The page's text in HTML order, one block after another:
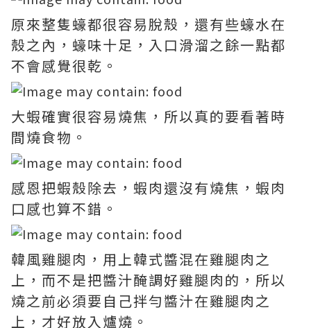
原來整隻蠔都很容易脫殼，還有些蠔水在
殼之內，蠔味十足，入口滑溜之餘一點都
不會感覺很乾。
大蝦確實很容易燒焦，所以真的要看著時
間燒食物。
感恩把蝦殼除去，蝦肉還沒有燒焦，蝦肉
口感也算不錯。
韓風雞腿肉，用上韓式醬混在雞腿肉之
上，而不是把醬汁醃調好雞腿肉的，所以
燒之前必須要自己拌勻醬汁在雞腿肉之
上，才好放入爐燒。